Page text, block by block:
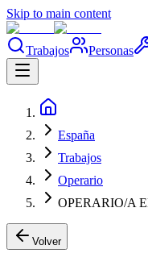
Skip to main content
Trabajos Personas
España
Trabajos
Operario
OPERARIO/A
Volver